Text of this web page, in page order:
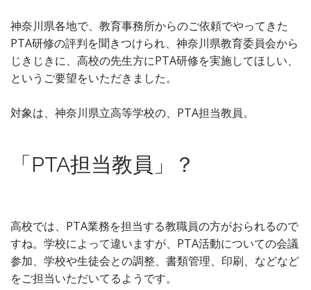
神奈川県各地で、教育事務所からのご依頼でやってきた
PTA研修の評判を聞きつけられ、神奈川県教育委員会から
じきじきに、高校の先生方にPTA研修を実施してほしい、
というご要望をいただきました。
対象は、神奈川県立高等学校の、PTA担当教員。
「PTA担当教員」？
高校では、PTA業務を担当する教職員の方がおられるので
すね。学校によって違いますが、PTA活動についての会議
参加、学校や生徒会との調整、書類管理、印刷、などなど
をご担当いただいてるようです。